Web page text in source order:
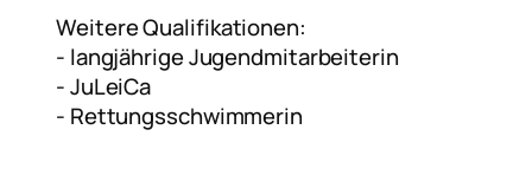
Weitere Qualifikationen:
-⁠ ⁠langjährige Jugendmitarbeiterin
-⁠ ⁠JuLeiCa
-⁠ ⁠Rettungsschwimmerin